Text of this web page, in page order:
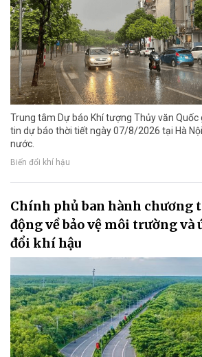
Trung tâm Dự báo Khí tượng Thủy văn
tin dự báo thời tiết ngày 07/8/2026 tại Hà
nước.
Biến đổi khí hậu
Chính phủ ban hành chương
động về bảo vệ môi trường và
đổi khí hậu